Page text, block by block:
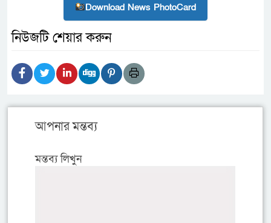
Download News PhotoCard
নিউজটি শেয়ার করুন
আপনার মন্তব্য
মন্তব্য লিখুন